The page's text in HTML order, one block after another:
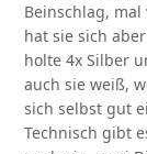
Beinschlag,
hat sie sich
holte 4x Silber
auch sie weiß,
sich selbst gut
Technisch gibt